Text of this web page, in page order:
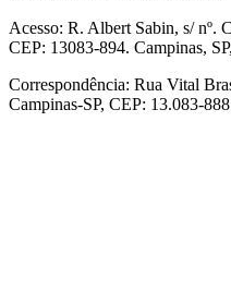
Acesso: R. Albert Sabin, s/ nº.
CEP: 13083-894. Campinas,
Correspondência: Rua Vital
Campinas-SP, CEP: 13.083-